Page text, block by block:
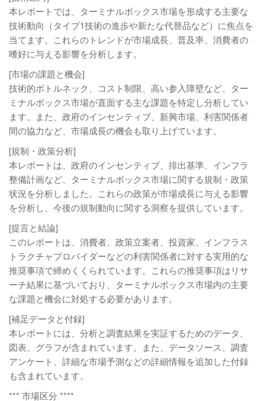
本レポートでは、ターミナルボックス市場を形成する主要な
技術動向（タイプ1技術の進歩や新たな代替品など）に焦点を
当てます。これらのトレンドが市場成長、普及率、消費者の
嗜好に与える影響を分析します。
[市場の課題と機会]
技術的ボトルネック、コスト制限、高い参入障壁など、ター
ミナルボックス市場が直面する主な課題を特定し分析してい
ます。また、政府のインセンティブ、新興市場、利害関係者
間の協力など、市場成長の機会も取り上げています。
[規制・政策分析]
本レポートは、政府のインセンティブ、排出基準、インフラ
整備計画など、ターミナルボックス市場に関する規制・政策
状況を分析しました。これらの政策が市場成長に与える影響
を分析し、今後の規制動向に関する洞察を提供しています。
[提言と結論]
このレポートは、消費者、政策立案者、投資家、インフラス
トラクチャプロバイダーなどの利害関係者に対する実用的な
推奨事項で締めくくられています。これらの推奨事項はリサ
ーチ結果に基づいており、ターミナルボックス市場内の主要
な課題と機会に対処する必要があります。
[補足データと付録]
本レポートには、分析と調査結果を実証するためのデータ、
図表、グラフが含まれています。また、データソース、調査
アンケート、詳細な市場予測などの詳細情報を追加した付録
も含まれています。
*** 市場区分 ****